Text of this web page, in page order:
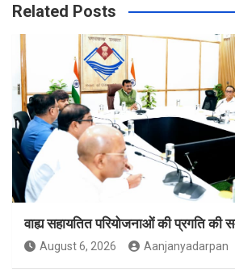
Related Posts
वाह्य सहायतित परियोजनाओं की प्रगति की
August 6, 2026 Aanjanyadarpan